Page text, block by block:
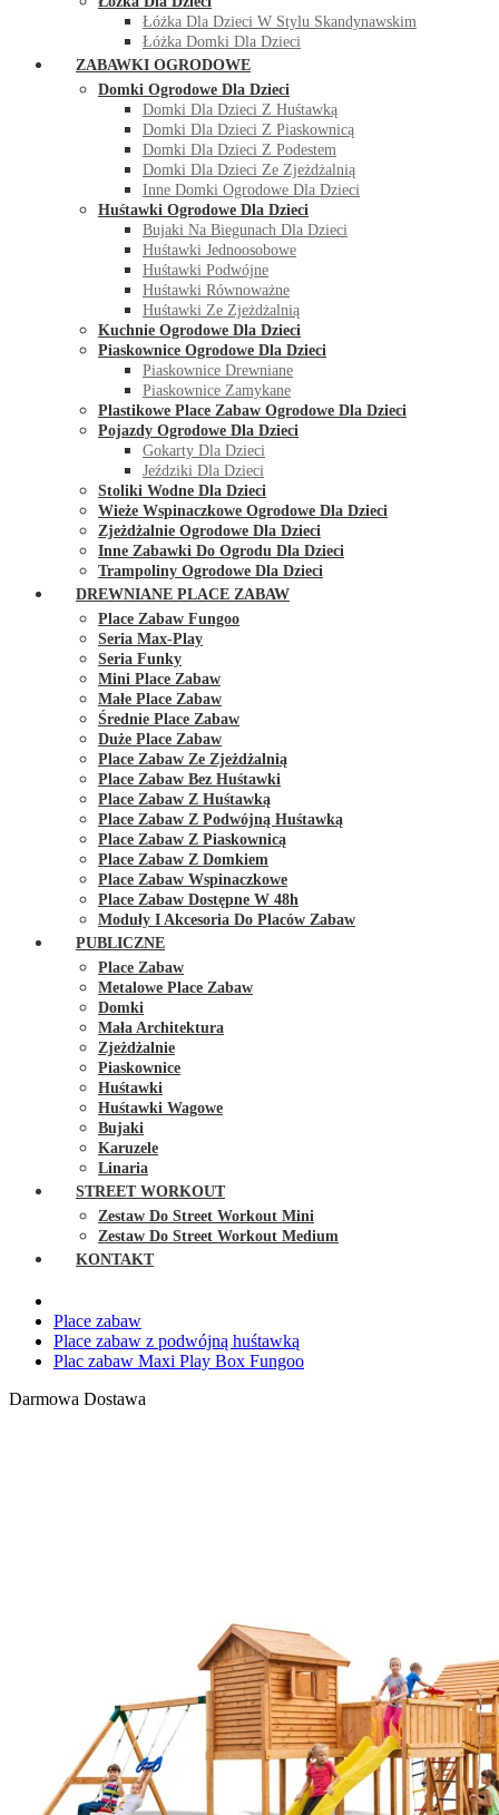
Łóżka Dla Dzieci W Stylu Skandynawskim
Łóżka Domki Dla Dzieci
ZABAWKI OGRODOWE
Domki Ogrodowe Dla Dzieci
Domki Dla Dzieci Z Huśtawką
Domki Dla Dzieci Z Piaskownicą
Domki Dla Dzieci Z Podestem
Domki Dla Dzieci Ze Zjeżdżalnią
Inne Domki Ogrodowe Dla Dzieci
Huśtawki Ogrodowe Dla Dzieci
Bujaki Na Biegunach Dla Dzieci
Huśtawki Jednoosobowe
Huśtawki Podwójne
Huśtawki Równoważne
Huśtawki Ze Zjeżdżalnią
Kuchnie Ogrodowe Dla Dzieci
Piaskownice Ogrodowe Dla Dzieci
Piaskownice Drewniane
Piaskownice Zamykane
Plastikowe Place Zabaw Ogrodowe Dla Dzieci
Pojazdy Ogrodowe Dla Dzieci
Gokarty Dla Dzieci
Jeździki Dla Dzieci
Stoliki Wodne Dla Dzieci
Wieże Wspinaczkowe Ogrodowe Dla Dzieci
Zjeżdżalnie Ogrodowe Dla Dzieci
Inne Zabawki Do Ogrodu Dla Dzieci
Trampoliny Ogrodowe Dla Dzieci
DREWNIANE PLACE ZABAW
Place Zabaw Fungoo
Seria Max-Play
Seria Funky
Mini Place Zabaw
Małe Place Zabaw
Średnie Place Zabaw
Duże Place Zabaw
Place Zabaw Ze Zjeżdżalnią
Place Zabaw Bez Huśtawki
Place Zabaw Z Huśtawką
Place Zabaw Z Podwójną Huśtawką
Place Zabaw Z Piaskownicą
Place Zabaw Z Domkiem
Place Zabaw Wspinaczkowe
Place Zabaw Dostępne W 48h
Moduły I Akcesoria Do Placów Zabaw
PUBLICZNE
Place Zabaw
Metalowe Place Zabaw
Domki
Mała Architektura
Zjeżdżalnie
Piaskownice
Huśtawki
Huśtawki Wagowe
Bujaki
Karuzele
Linaria
STREET WORKOUT
Zestaw Do Street Workout Mini
Zestaw Do Street Workout Medium
KONTAKT
Place zabaw
Place zabaw z podwójną huśtawką
Plac zabaw Maxi Play Box Fungoo
Darmowa Dostawa